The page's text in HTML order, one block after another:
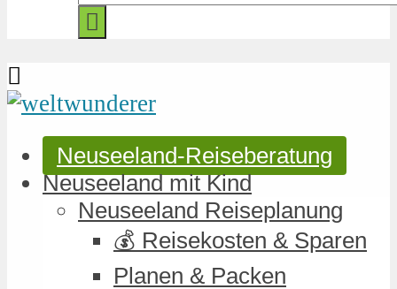
Neuseeland-Reiseberatung
Neuseeland mit Kind
Neuseeland Reiseplanung
💰 Reisekosten & Sparen
Planen & Packen